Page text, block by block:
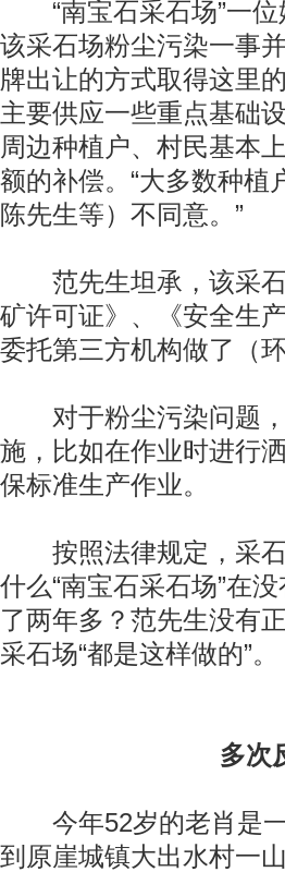
“南宝石采石场”一位
该采石场粉尘污染一事
牌出让的方式取得这里
主要供应一些重点基础
周边种植户、村民基本
额的补偿。“大多数种植
陈先生等）不同意。”
范先生坦承，该采石
矿许可证》、《安全生
委托第三方机构做了（
对于粉尘污染问题，
施，比如在作业时进行
保标准生产作业。
按照法律规定，采石
什么“南宝石采石场”在
了两年多？范先生没有
采石场“都是这样做的”。
多次
今年52岁的老肖是一
到原崖城镇大出水村一
动物系恋人啊 | 钟欣